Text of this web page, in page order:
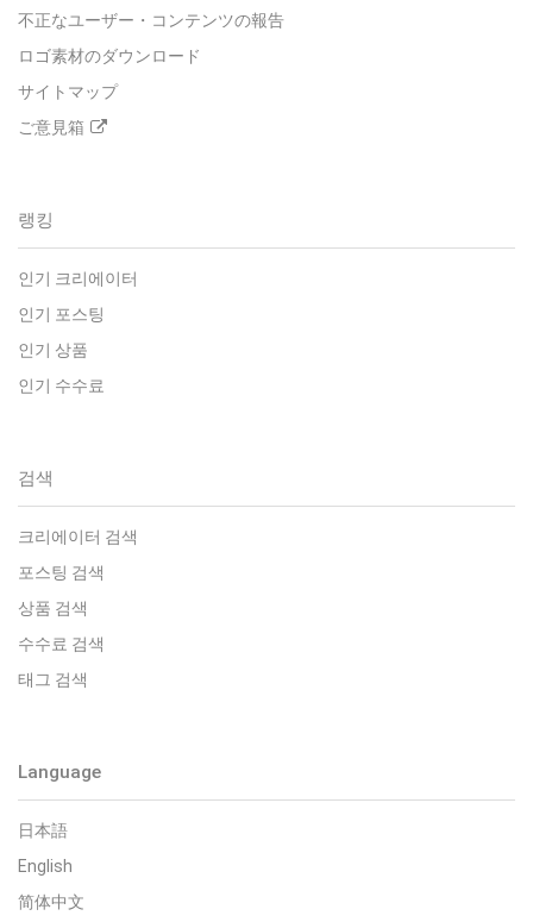
不正なユーザー・コンテンツの報告
ロゴ素材のダウンロード
サイトマップ
ご意見箱
랭킹
인기 크리에이터
인기 포스팅
인기 상품
인기 수수료
검색
크리에이터 검색
포스팅 검색
상품 검색
수수료 검색
태그 검색
Language
日本語
English
简体中文